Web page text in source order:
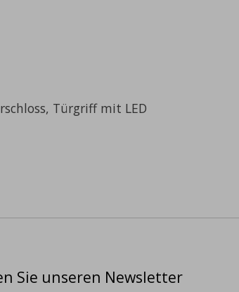
Türgriff mit LED
Sie unseren Newsletter